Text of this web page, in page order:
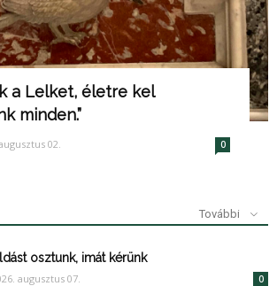
a Lelket, életre kel
minden.”
02. 0
További
osztunk, imát kérünk
augusztus 07. 0